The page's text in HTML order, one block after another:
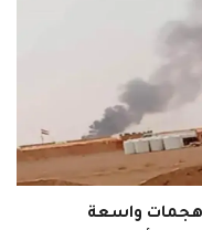
هجمات واسعة